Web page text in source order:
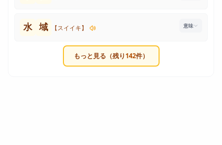
水 域 【スイイキ】
もっと見る（残り142件）